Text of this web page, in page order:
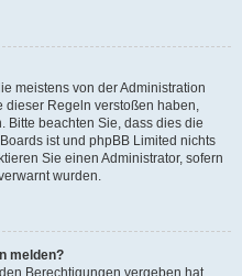
meistens von der Administration
dieser Regeln verstoßen haben,
Bitte beachten Sie, dass dies die
ist und phpBB Limited nichts
Sie einen Administrator, sofern
wurden.
melden?
Berechtigungen vergeben hat,